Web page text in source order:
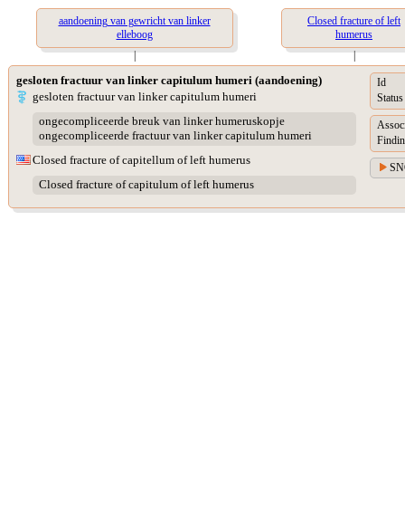
aandoening van gewricht van linker
elleboog
Closed fracture of left
humerus
|
|
gesloten fractuur van linker capitulum humeri (aandoening)
gesloten fractuur van linker capitulum humeri
ongecompliceerde breuk van linker humeruskopje
ongecompliceerde fractuur van linker capitulum humeri
Closed fracture of capitellum of left humerus
Closed fracture of capitulum of left humerus
Id
Status